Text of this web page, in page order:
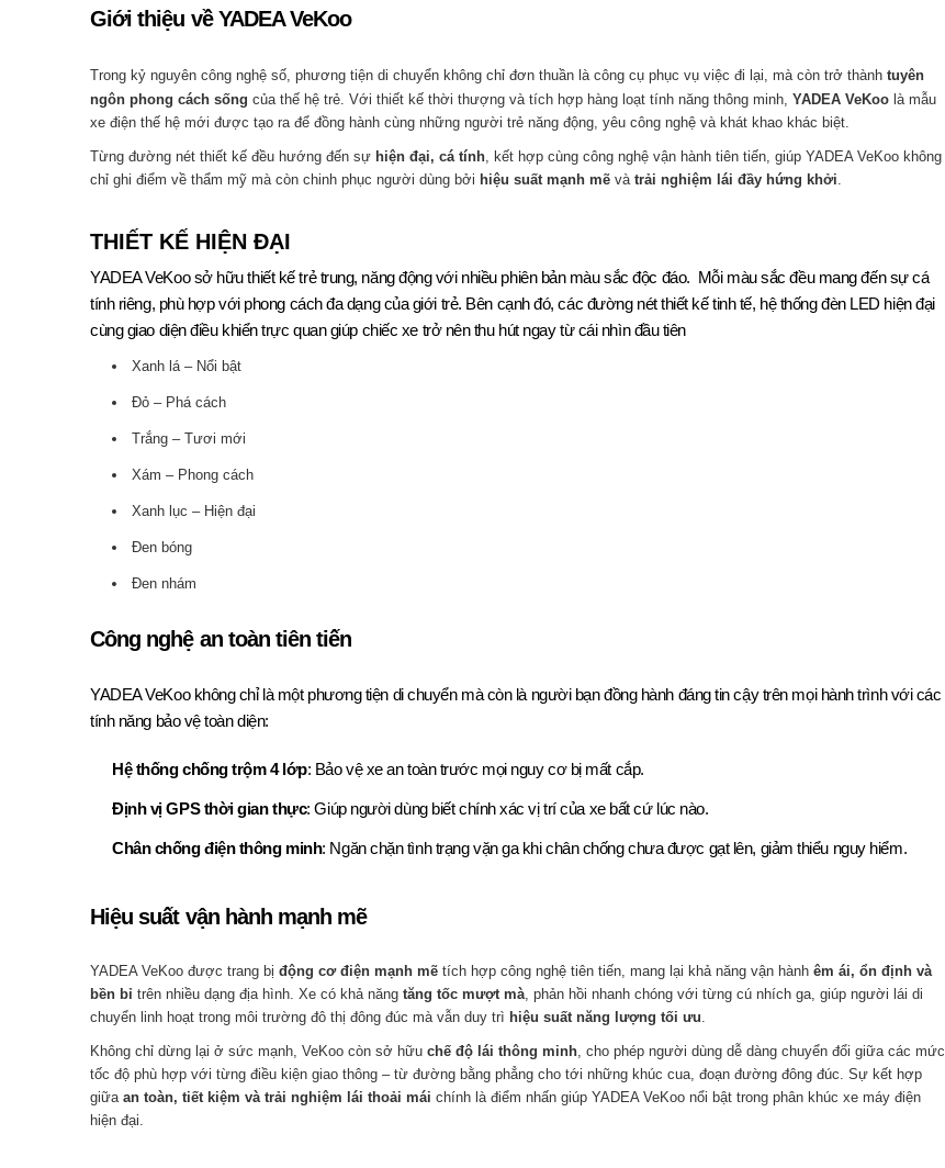
Giới thiệu về YADEA VeKoo
Trong kỷ nguyên công nghệ số, phương tiện di chuyển không chỉ đơn thuần là công cụ phục vụ việc đi lại, mà còn trở thành tuyên
ngôn phong cách sống của thế hệ trẻ. Với thiết kế thời thượng và tích hợp hàng loạt tính năng thông minh, YADEA VeKoo là mẫu
xe điện thế hệ mới được tạo ra để đồng hành cùng những người trẻ năng động, yêu công nghệ và khát khao khác biệt.
Từng đường nét thiết kế đều hướng đến sự hiện đại, cá tính, kết hợp cùng công nghệ vận hành tiên tiến, giúp YADEA VeKoo không
chỉ ghi điểm về thẩm mỹ mà còn chinh phục người dùng bởi hiệu suất mạnh mẽ và trải nghiệm lái đầy hứng khởi.
THIẾT KẾ HIỆN ĐẠI
YADEA VeKoo sở hữu thiết kế trẻ trung, năng động với nhiều phiên bản màu sắc độc đáo. Mỗi màu sắc đều mang đến sự cá
tính riêng, phù hợp với phong cách đa dạng của giới trẻ. Bên cạnh đó, các đường nét thiết kế tinh tế, hệ thống đèn LED hiện đại
cùng giao diện điều khiển trực quan giúp chiếc xe trở nên thu hút ngay từ cái nhìn đầu tiên
Xanh lá – Nổi bật
Đỏ – Phá cách
Trắng – Tươi mới
Xám – Phong cách
Xanh lục – Hiện đại
Đen bóng
Đen nhám
Công nghệ an toàn tiên tiến
YADEA VeKoo không chỉ là một phương tiện di chuyển mà còn là người bạn đồng hành đáng tin cậy trên mọi hành trình với các
tính năng bảo vệ toàn diện:
Hệ thống chống trộm 4 lớp: Bảo vệ xe an toàn trước mọi nguy cơ bị mất cắp.
Định vị GPS thời gian thực: Giúp người dùng biết chính xác vị trí của xe bất cứ lúc nào.
Chân chống điện thông minh: Ngăn chặn tình trạng vặn ga khi chân chống chưa được gạt lên, giảm thiểu nguy hiểm.
Hiệu suất vận hành mạnh mẽ
YADEA VeKoo được trang bị động cơ điện mạnh mẽ tích hợp công nghệ tiên tiến, mang lại khả năng vận hành êm ái, ổn định và
bền bỉ trên nhiều dạng địa hình. Xe có khả năng tăng tốc mượt mà, phản hồi nhanh chóng với từng cú nhích ga, giúp người lái di
chuyển linh hoạt trong môi trường đô thị đông đúc mà vẫn duy trì hiệu suất năng lượng tối ưu.
Không chỉ dừng lại ở sức mạnh, VeKoo còn sở hữu chế độ lái thông minh, cho phép người dùng dễ dàng chuyển đổi giữa các mức
tốc độ phù hợp với từng điều kiện giao thông – từ đường bằng phẳng cho tới những khúc cua, đoạn đường đông đúc. Sự kết hợp
giữa an toàn, tiết kiệm và trải nghiệm lái thoải mái chính là điểm nhấn giúp YADEA VeKoo nổi bật trong phân khúc xe máy điện
hiện đại.